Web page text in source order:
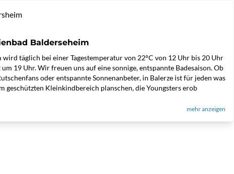
Balderseheim
wird täglich bei einer Tagestemperatur von 22°C von 12 Uhr bis 20 Uhr
19 Uhr. Wir freuen uns auf eine sonnige, entspannte Badesaison. Ob
oder entspannte Sonnenanbeter, in Balerze ist für jeden was
geschützten Kleinkindbereich planschen, die Youngsters erob
mehr anzeigen